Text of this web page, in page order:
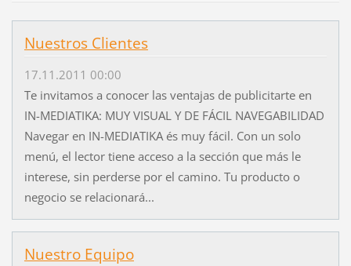
Nuestros Clientes
17.11.2011 00:00
Te invitamos a conocer las ventajas de publicitarte en
IN-MEDIATIKA: MUY VISUAL Y DE FÁCIL NAVEGABILIDAD
Navegar en IN-MEDIATIKA és muy fácil. Con un solo
menú, el lector tiene acceso a la sección que más le
interese, sin perderse por el camino. Tu producto o
negocio se relacionará...
Nuestro Equipo